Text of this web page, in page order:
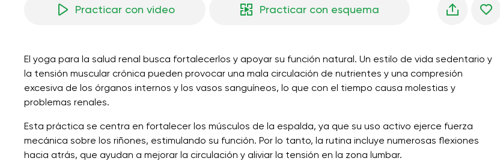
Practicar con video Practicar con esquema
El yoga para la salud renal busca fortalecerlos y apoyar su función natural. Un estilo de vida sedentario y
la tensión muscular crónica pueden provocar una mala circulación de nutrientes y una compresión
excesiva de los órganos internos y los vasos sanguíneos, lo que con el tiempo causa molestias y
problemas renales.
Esta práctica se centra en fortalecer los músculos de la espalda, ya que su uso activo ejerce fuerza
mecánica sobre los riñones, estimulando su función. Por lo tanto, la rutina incluye numerosas flexiones
hacia atrás, que ayudan a mejorar la circulación y aliviar la tensión en la zona lumbar.